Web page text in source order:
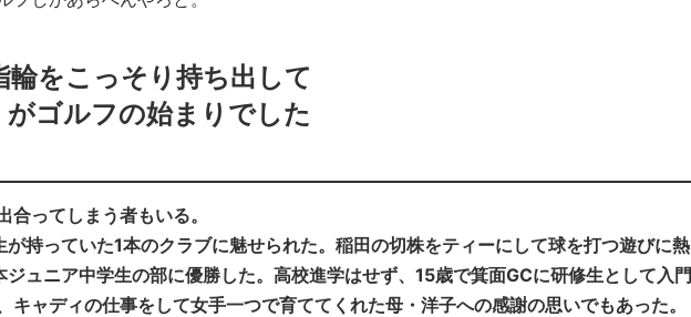
をこっそり持ち出して
がゴルフの始まりでした
ってしまう者もいる。
持っていた1本のクラブに魅せられた。稲田の切株をティーにして球を打つ遊びに熱
ュニア中学生の部に優勝した。高校進学はせず、15歳で箕面GCに研修生として入門
キャディの仕事をして女手一つで育ててくれた母・洋子への感謝の思いでもあった。